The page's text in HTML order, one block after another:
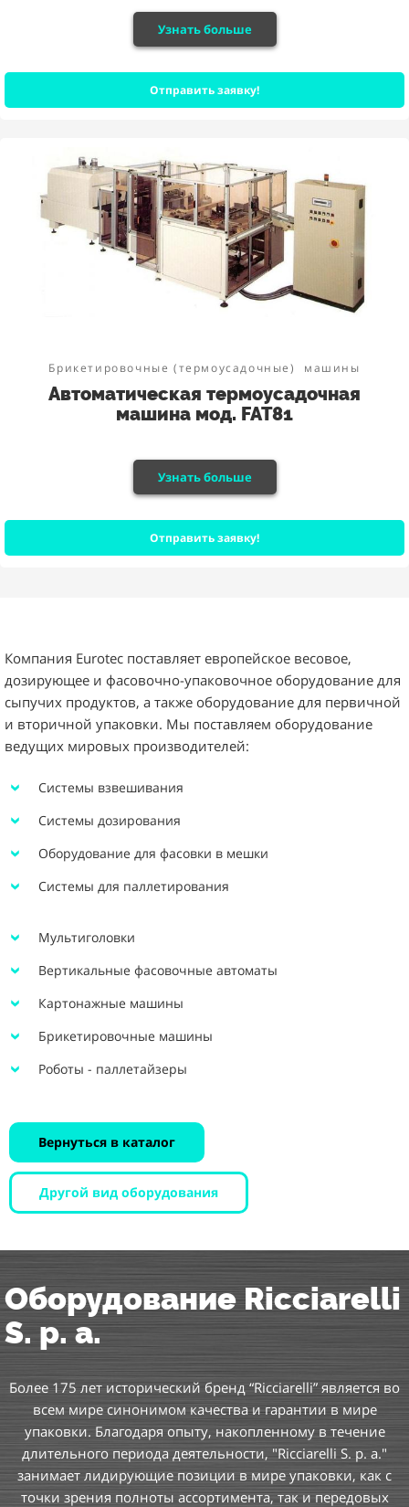
Узнать больше
Отправить заявку!
Брикетировочные (термоусадочные) машины
Автоматическая термоусадочная
машина мод. FAT81
Узнать больше
Отправить заявку!
Компания Eurotec поставляет европейское весовое,
дозирующее и фасовочно-упаковочное оборудование для
сыпучих продуктов, а также оборудование для первичной
и вторичной упаковки. Мы поставляем оборудование
ведущих мировых производителей:
Системы взвешивания
Системы дозирования
Оборудование для фасовки в мешки
Системы для паллетирования
Мультиголовки
Вертикальные фасовочные автоматы
Картонажные машины
Брикетировочные машины
Роботы - паллетайзеры
Вернуться в каталог
Другой вид оборудования
Оборудование Ricciarelli
S. p. a.
Более 175 лет исторический бренд “Ricciarelli” является во
всем мире синонимом качества и гарантии в мире
упаковки. Благодаря опыту, накопленному в течение
длительного периода деятельности, "Ricciarelli S. p. a."
занимает лидирующие позиции в мире упаковки, как с
точки зрения полноты ассортимента, так и передовых